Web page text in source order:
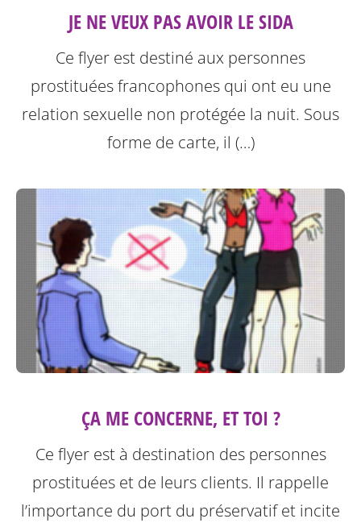
JE NE VEUX PAS AVOIR LE SIDA
Ce flyer est destiné aux personnes
prostituées francophones qui ont eu une
relation sexuelle non protégée la nuit. Sous
forme de carte, il (…)
ÇA ME CONCERNE, ET TOI ?
Ce flyer est à destination des personnes
prostituées et de leurs clients. Il rappelle
l’importance du port du préservatif et incite